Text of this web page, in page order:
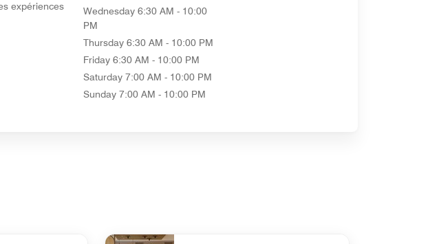
expériences
Wednesday 6:30 AM - 10:00
PM
Thursday 6:30 AM - 10:00 PM
Friday 6:30 AM - 10:00 PM
Saturday 7:00 AM - 10:00 PM
Sunday 7:00 AM - 10:00 PM